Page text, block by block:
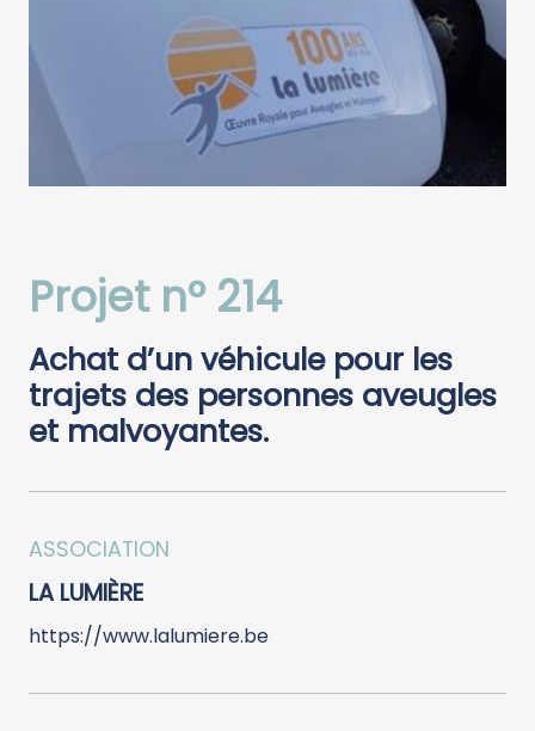
Projet n° 214
Achat d’un véhicule pour les
trajets des personnes aveugles
et malvoyantes.
ASSOCIATION
LA LUMIÈRE
https://www.lalumiere.be